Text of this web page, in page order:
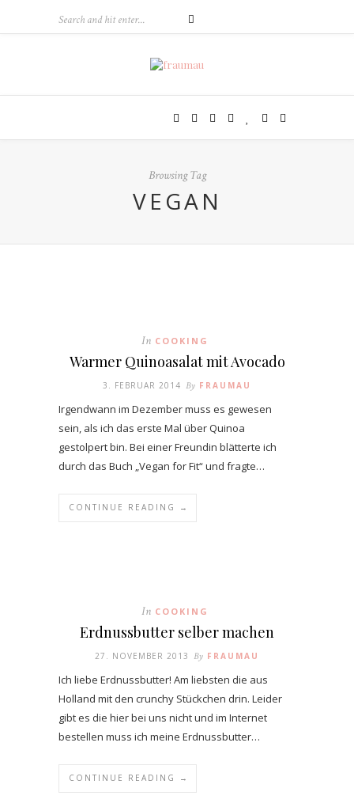
Browsing Tag
VEGAN
In COOKING
Warmer Quinoasalat mit Avocado
3. FEBRUAR 2014 By FRAUMAU
Irgendwann im Dezember muss es gewesen
sein, als ich das erste Mal über Quinoa
gestolpert bin. Bei einer Freundin blätterte ich
durch das Buch „Vegan for Fit“ und fragte…
CONTINUE READING →
In COOKING
Erdnussbutter selber machen
27. NOVEMBER 2013 By FRAUMAU
Ich liebe Erdnussbutter! Am liebsten die aus
Holland mit den crunchy Stückchen drin. Leider
gibt es die hier bei uns nicht und im Internet
bestellen muss ich meine Erdnussbutter…
CONTINUE READING →